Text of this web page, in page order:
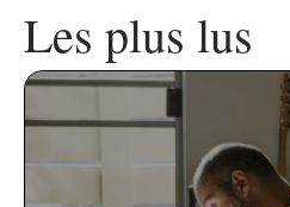
Les plus lus